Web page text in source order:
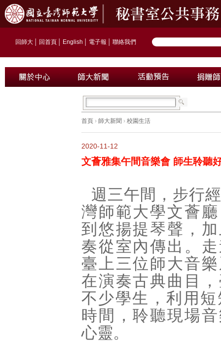
回師大 回首頁 English 電子報 聯絡我們
首頁 › 師大新聞 › 校園生活
2020-11-12
文薈雅集午間音樂會 師生聆聽
週三午間，步行
灣師範大學文薈
到悠揚提琴聲，
奏從室內傳出。
臺上三位師大音
在演奏古典曲目
不少學生，利用
時間，聆聽現場
心靈。